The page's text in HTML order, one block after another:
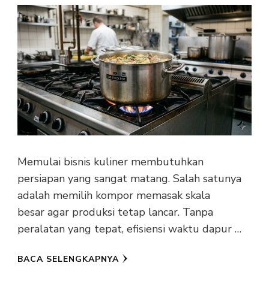
Memulai bisnis kuliner membutuhkan
persiapan yang sangat matang. Salah satunya
adalah memilih kompor memasak skala
besar agar produksi tetap lancar. Tanpa
peralatan yang tepat, efisiensi waktu dapur …
BACA SELENGKAPNYA